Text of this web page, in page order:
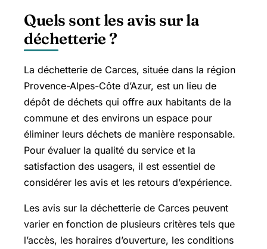
Quels sont les avis sur la
déchetterie ?
La déchetterie de Carces, située dans la région
Provence-Alpes-Côte d’Azur, est un lieu de
dépôt de déchets qui offre aux habitants de la
commune et des environs un espace pour
éliminer leurs déchets de manière responsable.
Pour évaluer la qualité du service et la
satisfaction des usagers, il est essentiel de
considérer les avis et les retours d’expérience.
Les avis sur la déchetterie de Carces peuvent
varier en fonction de plusieurs critères tels que
l’accès, les horaires d’ouverture, les conditions